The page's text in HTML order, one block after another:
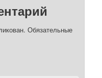
Обязательные